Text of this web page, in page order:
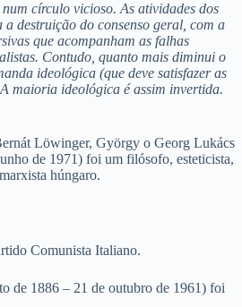
círculo vicioso. As atividades dos
destruição do consenso geral, com a
que acompanham as falhas
Contudo, quanto mais diminui o
ideológica (que deve satisfazer as
maioria ideológica é assim invertida.
Löwinger, György o Georg Lukács
de 1971) foi um filósofo, esteticista,
húngaro.
Comunista Italiano.
de 1886 – 21 de outubro de 1961) foi